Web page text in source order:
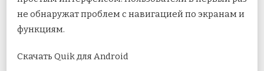
не обнаружат проблем с навигацией по экранам и
функциям.
Скачать Quik для Android